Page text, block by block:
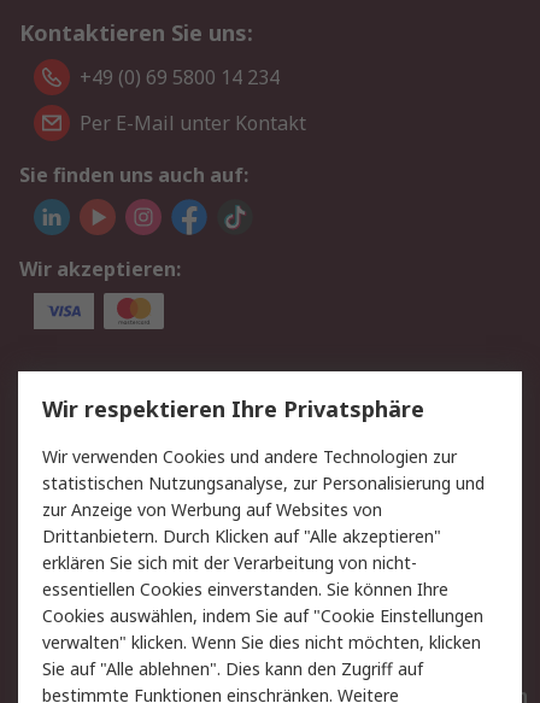
Kontaktieren Sie uns:
+49 (0) 69 5800 14 234
Per E-Mail unter Kontakt
Sie finden uns auch auf:
Wir akzeptieren:
Service
Value Added Services
Lieferlösungen
Rücksendungen
Kontakt
Hilfe
Privatkunden
Rechtliches
AGB
Datenschutz
Cookie-Richtlinie
Zahlungsbedingungen
Copyright/Impressum
Entsorgung
Elektrogeräte/Batterien
Wir respektieren Ihre Privatsphäre
Wir verwenden Cookies und andere Technologien zur
statistischen Nutzungsanalyse, zur Personalisierung und
zur Anzeige von Werbung auf Websites von
Drittanbietern. Durch Klicken auf "Alle akzeptieren"
erklären Sie sich mit der Verarbeitung von nicht-
essentiellen Cookies einverstanden. Sie können Ihre
Cookies auswählen, indem Sie auf "Cookie Einstellungen
verwalten" klicken. Wenn Sie dies nicht möchten, klicken
Sie auf "Alle ablehnen". Dies kann den Zugriff auf
bestimmte Funktionen einschränken. Weitere